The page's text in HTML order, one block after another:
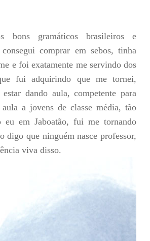
gramáticos brasileiros e
consegui comprar em sebos, tinha
e foi exatamente me servindo dos
fui adquirindo que me tornei,
dando aula, competente para
a jovens de classe média, tão
eu em Jaboatão, fui me tornando
digo que ninguém nasce professor,
viva disso.